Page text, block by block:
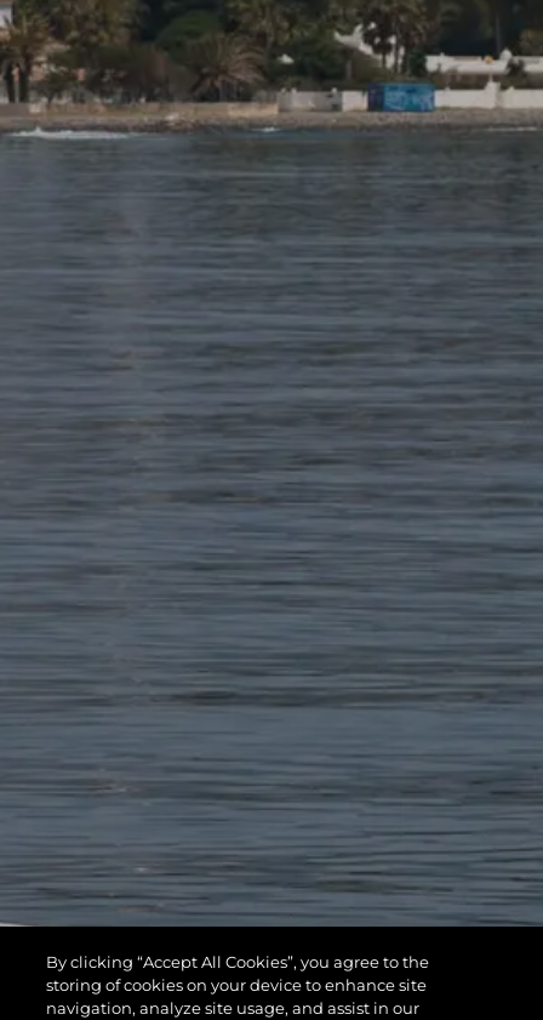
By clicking “Accept All Cookies”, you agree to the
storing of cookies on your device to enhance site
navigation, analyze site usage, and assist in our